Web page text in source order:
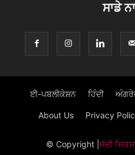
ਸਾਡੇ
ਈ-ਪਬਲੀਕੇਸ਼ਨ ਹਿੰਦੀ
About Us Privacy
© Copyright ਸੱਚੀ